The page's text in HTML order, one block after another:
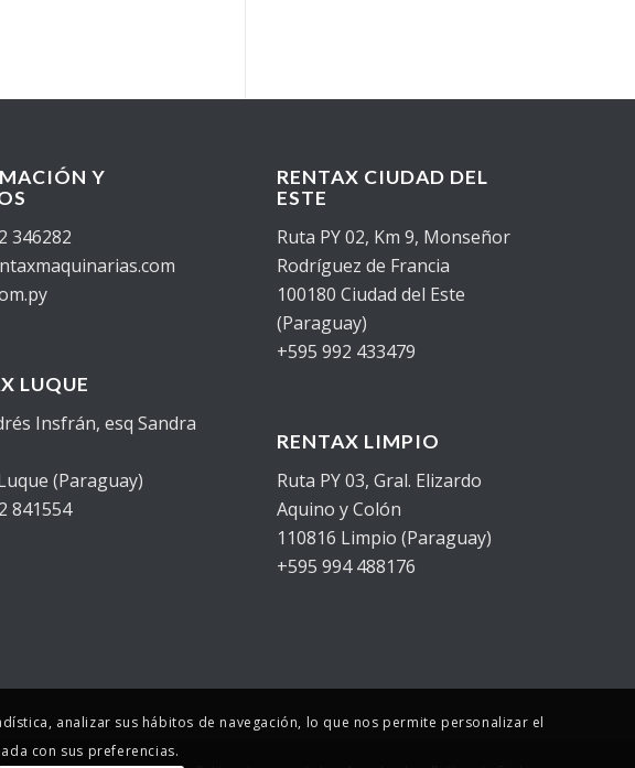
Y
346282
LUQUE
Insfrán, esq Sandra
(Paraguay)
841554
RENTAX CIUDAD DEL
ESTE
Ruta PY 02, Km 9, Monseñor
Rodríguez de Francia
100180 Ciudad del Este
(Paraguay)
+595 992 433479
RENTAX LIMPIO
Ruta PY 03, Gral. Elizardo
Aquino y Colón
110816 Limpio (Paraguay)
+595 994 488176
analizar sus hábitos de navegación, lo que nos permite personalizar el
con sus preferencias.